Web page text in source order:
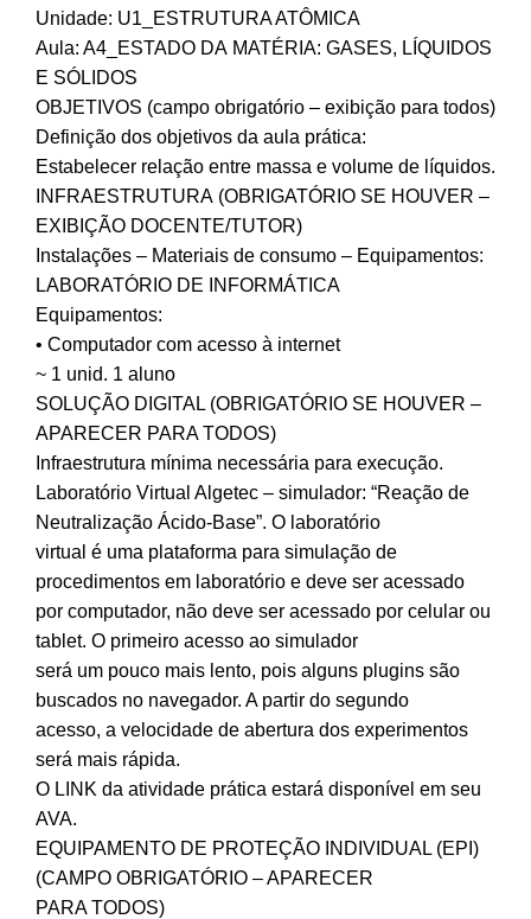
Unidade: U1_ESTRUTURA ATÔMICA
Aula: A4_ESTADO DA MATÉRIA: GASES, LÍQUIDOS
E SÓLIDOS
OBJETIVOS (campo obrigatório – exibição para todos)
Definição dos objetivos da aula prática:
Estabelecer relação entre massa e volume de líquidos.
INFRAESTRUTURA (OBRIGATÓRIO SE HOUVER –
EXIBIÇÃO DOCENTE/TUTOR)
Instalações – Materiais de consumo – Equipamentos:
LABORATÓRIO DE INFORMÁTICA
Equipamentos:
• Computador com acesso à internet
~ 1 unid. 1 aluno
SOLUÇÃO DIGITAL (OBRIGATÓRIO SE HOUVER –
APARECER PARA TODOS)
Infraestrutura mínima necessária para execução.
Laboratório Virtual Algetec – simulador: “Reação de
Neutralização Ácido-Base”. O laboratório
virtual é uma plataforma para simulação de
procedimentos em laboratório e deve ser acessado
por computador, não deve ser acessado por celular ou
tablet. O primeiro acesso ao simulador
será um pouco mais lento, pois alguns plugins são
buscados no navegador. A partir do segundo
acesso, a velocidade de abertura dos experimentos
será mais rápida.
O LINK da atividade prática estará disponível em seu
AVA.
EQUIPAMENTO DE PROTEÇÃO INDIVIDUAL (EPI)
(CAMPO OBRIGATÓRIO – APARECER
PARA TODOS)